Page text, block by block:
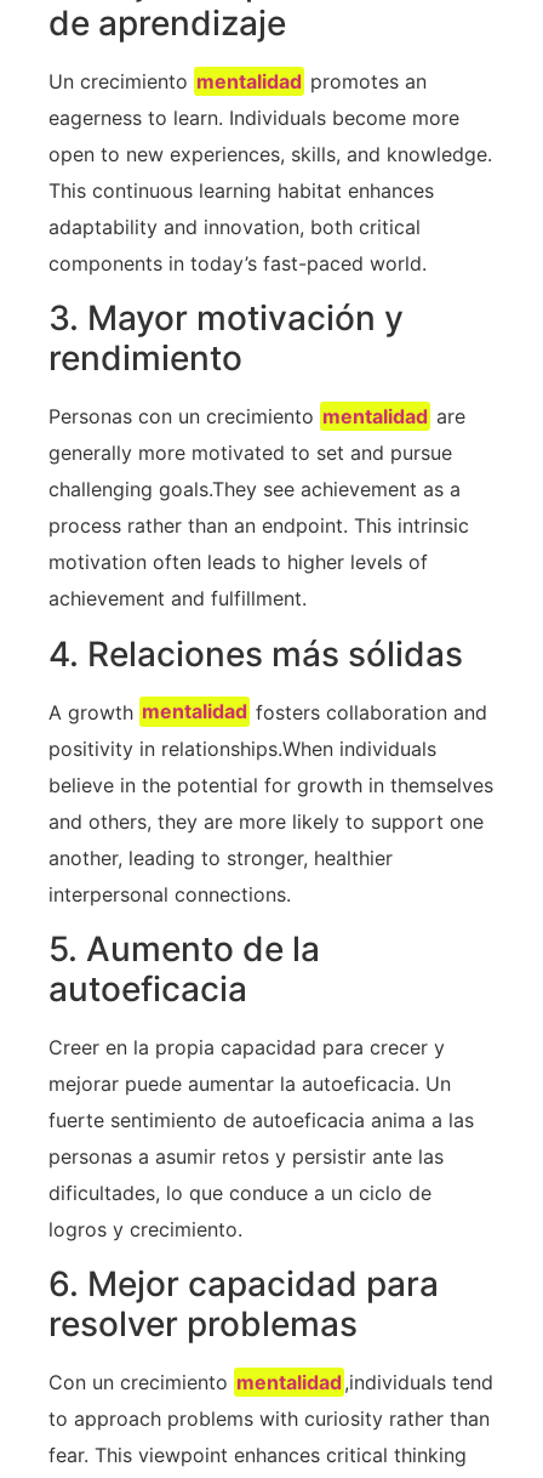
de aprendizaje
Un crecimiento mentalidad promotes ​an
eagerness to learn. Individuals become more
open to new experiences, skills, and knowledge.
This continuous ⁢learning habitat enhances
adaptability and innovation,⁤ both critical
components in ⁢today’s ‌fast-paced world.
3. Mayor motivación y
rendimiento
Personas con un crecimiento mentalidad ​are
generally more ​motivated to set and pursue
⁤challenging goals.They see⁢ achievement⁣ as​ a⁢
process rather than​ an endpoint. This intrinsic
motivation often leads to higher⁣ levels of
⁣achievement and fulfillment.
4. Relaciones más sólidas
A growth​ mentalidad fosters collaboration and
positivity in relationships.When individuals
believe​ in ⁢the ‌potential for growth⁣ in themselves
and others, they are more ⁤likely ⁢to support one ​
another, leading to stronger, healthier
interpersonal connections.
5. Aumento de la
autoeficacia
Creer en la propia capacidad para crecer y
mejorar puede aumentar la autoeficacia. Un
fuerte sentimiento de autoeficacia anima a las
personas a asumir retos y persistir ante las
dificultades, lo que conduce a un ciclo de
logros y crecimiento.
6. Mejor capacidad para
resolver problemas
Con un crecimiento mentalidad,individuals tend
to approach problems with curiosity rather than
fear. This viewpoint enhances critical thinking